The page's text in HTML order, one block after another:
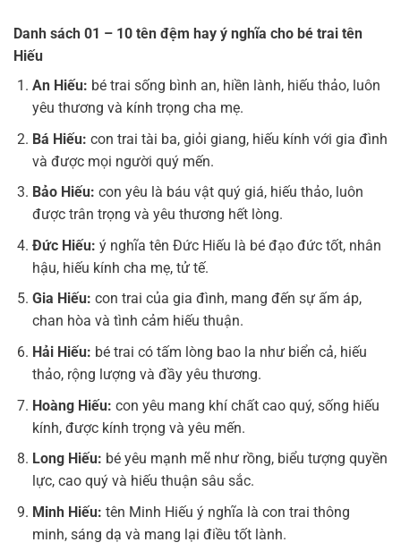
Danh sách 01 – 10 tên đệm hay ý nghĩa cho bé trai tên
Hiếu
An Hiếu: bé trai sống bình an, hiền lành, hiếu thảo, luôn
yêu thương và kính trọng cha mẹ.
Bá Hiếu: con trai tài ba, giỏi giang, hiếu kính với gia đình
và được mọi người quý mến.
Bảo Hiếu: con yêu là báu vật quý giá, hiếu thảo, luôn
được trân trọng và yêu thương hết lòng.
Đức Hiếu: ý nghĩa tên Đức Hiếu là bé đạo đức tốt, nhân
hậu, hiếu kính cha mẹ, tử tế.
Gia Hiếu: con trai của gia đình, mang đến sự ấm áp,
chan hòa và tình cảm hiếu thuận.
Hải Hiếu: bé trai có tấm lòng bao la như biển cả, hiếu
thảo, rộng lượng và đầy yêu thương.
Hoàng Hiếu: con yêu mang khí chất cao quý, sống hiếu
kính, được kính trọng và yêu mến.
Long Hiếu: bé yêu mạnh mẽ như rồng, biểu tượng quyền
lực, cao quý và hiếu thuận sâu sắc.
Minh Hiếu: tên Minh Hiếu ý nghĩa là con trai thông
minh, sáng dạ và mang lại điều tốt lành.